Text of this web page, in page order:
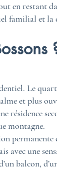
en restant
familial et la
Le
et plus
résidence
montagne.
permanente
une
balcon,